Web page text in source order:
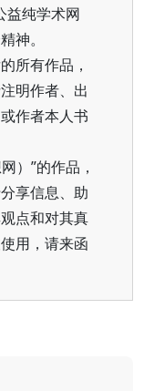
益纯学术网
神。
所有作品，
明作者、出
作者本人书
）”的作品，
享信息、助
点和对其真
用，请来函